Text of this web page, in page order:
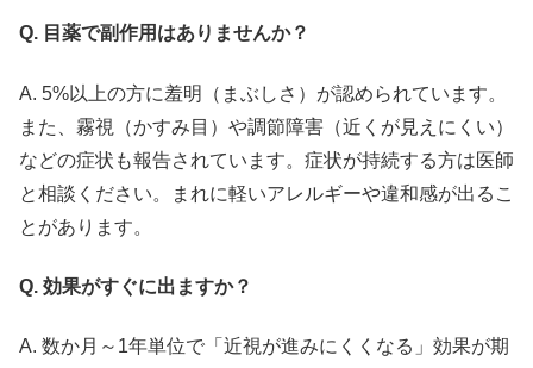
Q. 目薬で副作用はありませんか？
A. 5%以上の方に羞明（まぶしさ）が認められています。
また、霧視（かすみ目）や調節障害（近くが見えにくい）
などの症状も報告されています。症状が持続する方は医師
と相談ください。まれに軽いアレルギーや違和感が出るこ
とがあります。
Q. 効果がすぐに出ますか？
A. 数か月～1年単位で「近視が進みにくくなる」効果が期